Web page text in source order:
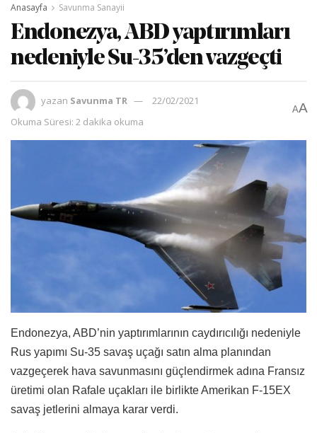
Anasayfa Savunma Sanayii
Endonezya, ABD yaptırımları
nedeniyle Su-35’den vazgeçti
yazan Savunma TR
22/02/2021
Okuma Süresi: 2 dakika okuma
AA
Endonezya, ABD’nin yaptırımlarının caydırıcılığı nedeniyle
Rus yapımı Su-35 savaş uçağı satın alma planından
vazgeçerek hava savunmasını güçlendirmek adına Fransız
üretimi olan Rafale uçakları ile birlikte Amerikan F-15EX
savaş jetlerini almaya karar verdi.